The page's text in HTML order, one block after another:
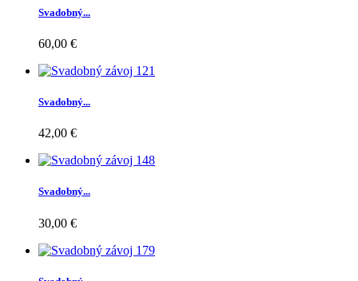
Svadobný...
60,00 €
Svadobný...
42,00 €
Svadobný...
30,00 €